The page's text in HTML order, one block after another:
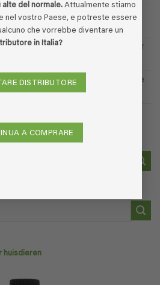
del normale.Attualmente stiamo
nel vostro Paese, e potreste essere
che vorrebbe diventare un
in Italia?
DISTRIBUTORE
A COMPRARE
l’odore di urina: come eliminare
e di cane
dal divano? La guida completa per
naturale degli odori – Senza sostanze
huisdieren